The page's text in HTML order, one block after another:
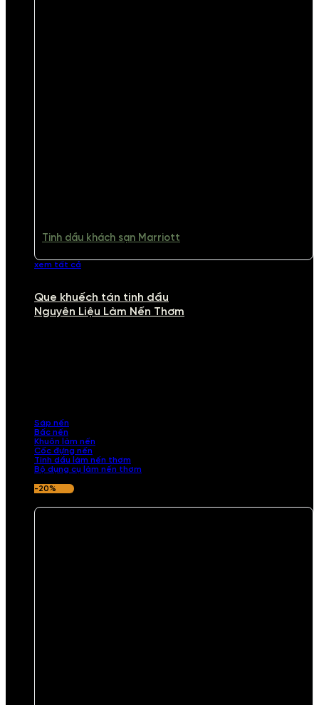
Tinh dầu khách sạn Marriott
xem tất cả
Que khuếch tán tinh dầu
Nguyên Liệu Làm Nến Thơm
Sáp nến
Bấc nến
Khuôn làm nến
Cốc đựng nến
Tinh dầu làm nến thơm
Bộ dụng cụ làm nến thơm
-20%